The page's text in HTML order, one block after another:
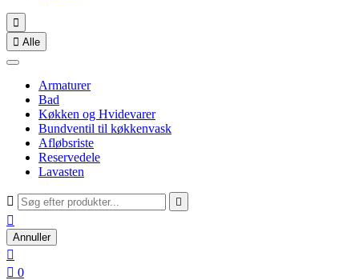

 Alle
Armaturer
Bad
Køkken og Hvidevarer
Bundventil til køkkenvask
Afløbsriste
Reservedele
Lavasten
 

Annuller

 0